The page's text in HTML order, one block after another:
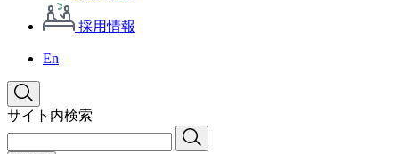
採用情報
En
サイト内検索